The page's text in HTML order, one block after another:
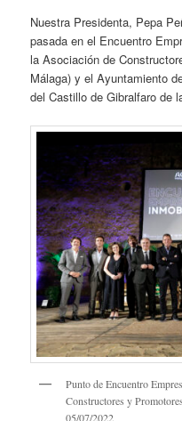
Nuestra Presidenta, Pepa
pasada en el Encuentro
la Asociación de
Málaga) y el Ayuntamiento
del Castillo de Gibralfaro de
Punto de Encuentro
Constructores y
05/07/2022